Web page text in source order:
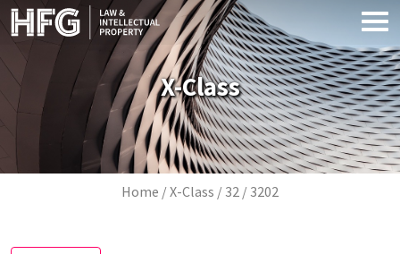
Skip to main content
X-Class
Breadcrumb
Home X-Class 32 3202